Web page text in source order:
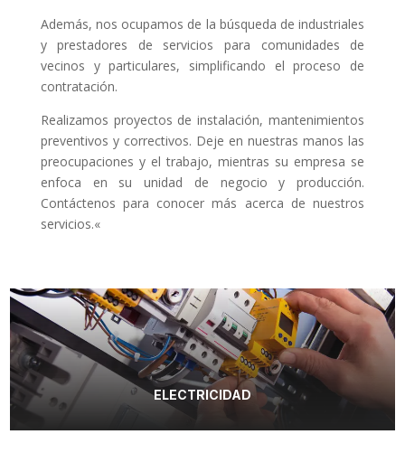
Además, nos ocupamos de la búsqueda de industriales
y prestadores de servicios para comunidades de
vecinos y particulares, simplificando el proceso de
contratación.
Realizamos proyectos de instalación, mantenimientos
preventivos y correctivos. Deje en nuestras manos las
preocupaciones y el trabajo, mientras su empresa se
enfoca en su unidad de negocio y producción.
Contáctenos para conocer más acerca de nuestros
servicios.«
ELECTRICIDAD